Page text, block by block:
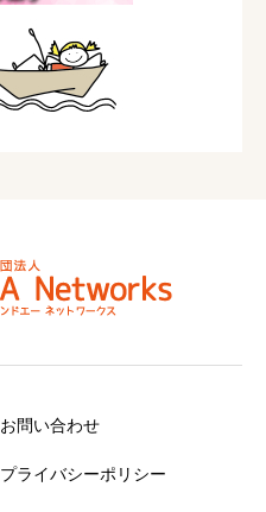
お問い合わせ
プライバシーポリシー